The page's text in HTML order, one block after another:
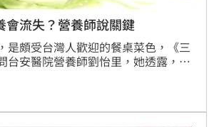
會流失？營養師說關鍵
是頗受台灣人歡迎的餐桌菜色，《三
台安醫院營養師劉怡里，她透露，高
」美稱。然而，有許多人討論，高麗
正影響的關鍵在於烹煮方式。